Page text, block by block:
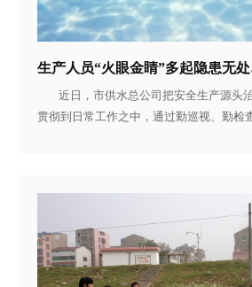
修人员准时关阀停水，全力抢修受损管道
过协同配合、连续作业，7月3
生
近日，市供水总公司把安全生产源头
贯彻到日常工作之中，通过勤巡视、勤检
司迅速安排维修人员进行抢修，为公司减
损失。当他们发现水泵机组运转异常并伴
锐的杂音，立即通知站领导并停泵检查，
明为电动机轴承损坏。三水厂巡视小组发